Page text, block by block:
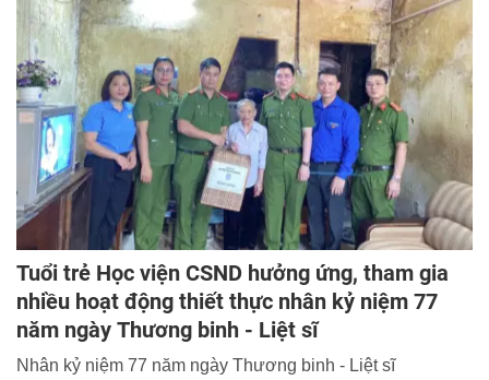
Tuổi trẻ Học viện CSND hưởng ứng, tham gia
nhiều hoạt động thiết thực nhân kỷ niệm 77
năm ngày Thương binh - Liệt sĩ
Nhân kỷ niệm 77 năm ngày Thương binh - Liệt sĩ